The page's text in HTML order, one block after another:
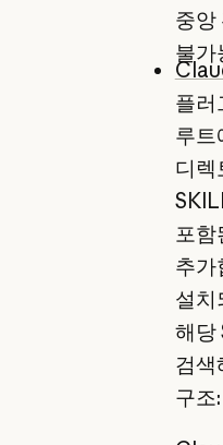
중앙
불가
플러
루
디렉
포함
추가
설
해당
검색
구조: